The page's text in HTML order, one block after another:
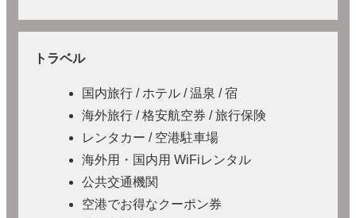
トラベル
国内旅行 / ホテル / 温泉 / 宿
海外旅行 / 格安航空券 / 旅行保険
レンタカー / 空港駐車場
海外用・国内用 WiFiレンタル
公共交通機関
空港でお得なクーポン券